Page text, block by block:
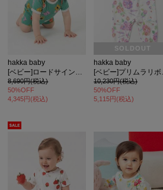
hakka baby
8,690円(税込)
50%OFF
4,345円(税込)
SOLDOUT
hakka baby
10,230円(税込)
50%OFF
5,115円(税込)